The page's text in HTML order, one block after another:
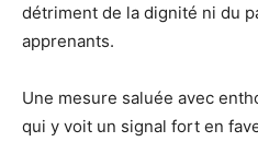
détriment de la dignité ni du
apprenants.
Une mesure saluée avec
qui y voit un signal fort en